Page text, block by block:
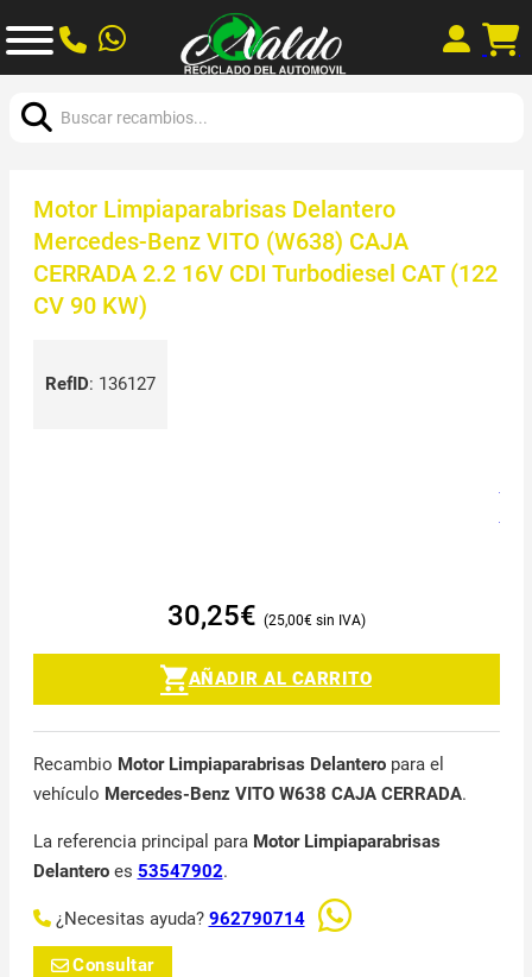
Motor Limpiaparabrisas Delantero
Mercedes-Benz VITO (W638) CAJA
CERRADA 2.2 16V CDI Turbodiesel CAT (122
CV 90 KW)
RefID: 136127
30,25€ 25,00€
AÑADIR AL CARRITO
Recambio Motor Limpiaparabrisas Delanteropara el
vehículo Mercedes-Benz VITO W638 CAJA CERRADA.
La referencia principal para Motor Limpiaparabrisas
Delanteroes 53547902.
¿Necesitas ayuda? 962790714
Consultar